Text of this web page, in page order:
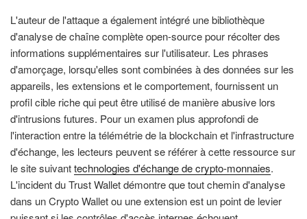
L'auteur de l'attaque a également intégré une bibliothèque
d'analyse de chaîne complète open-source pour récolter des
informations supplémentaires sur l'utilisateur. Les phrases
d'amorçage, lorsqu'elles sont combinées à des données sur les
appareils, les extensions et le comportement, fournissent un
profil cible riche qui peut être utilisé de manière abusive lors
d'intrusions futures. Pour un examen plus approfondi de
l'interaction entre la télémétrie de la blockchain et l'infrastructure
d'échange, les lecteurs peuvent se référer à cette ressource sur
le site suivanttechnologies d'échange de crypto-monnaies.
L'incident du Trust Wallet démontre que tout chemin d'analyse
dans un Crypto Wallet ou une extension est un point de levier